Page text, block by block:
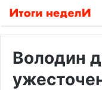
Володин